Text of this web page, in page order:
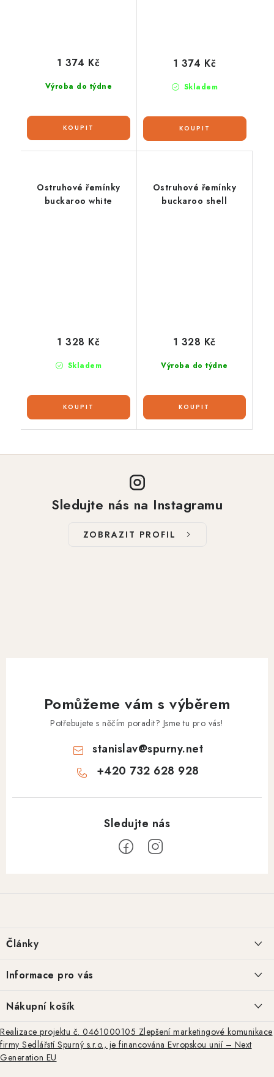
Výroba do týdne
1 374 Kč
Skladem
1 374 Kč
Ostruhové řemínky
buckaroo white
Skladem
1 328 Kč
Ostruhové řemínky
buckaroo shell
Výroba do týdne
1 328 Kč
Sledujte nás na Instagramu
ZOBRAZIT PROFIL
Pomůžeme vám s výběrem
Potřebujete s něčím poradit? Jsme tu pro vás!
stanislav@spurny.net
+420 732 628 928
Články
Basketweave tooling: historie a regionální styly
výroba a praktické využití
Ražba, rytina a basket tooling – tradiční techniky zdobení kůže
Informace pro vás
Podmínky ochrany osobních údajů
Nákupní košík
0KS /0 KČ
Realizace projektu č. 0461000105 Zlepšení marketingové komunikace
firmy Sedlářstí Spurný s.r.o., je financována Evropskou unií – Next
Generation EU